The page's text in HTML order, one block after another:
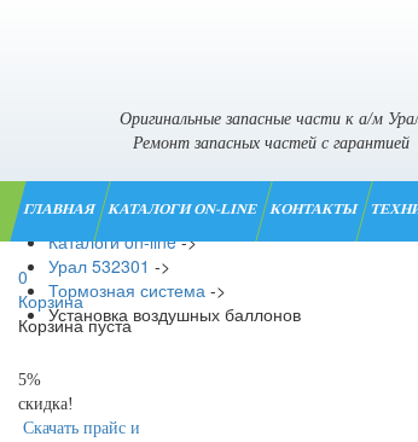
Оригинальные запасные части к а/м
Ремонт запасных частей с гарантией
ГЛАВНАЯ КАТАЛОГИ ON-LINE КОНТАКТЫ
0
Корзина
Корзина пуста
Главная ->
Каталоги on-line ->
Урал 532301 ->
Тормозная система ->
Установка воздушных баллонов
5%
скидка!
Скачать прайс и